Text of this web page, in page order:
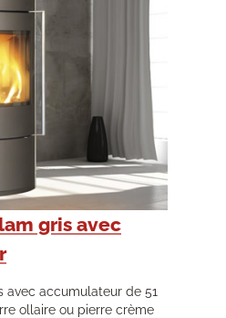
gris avec
avec accumulateur de 51
ollaire ou pierre crème